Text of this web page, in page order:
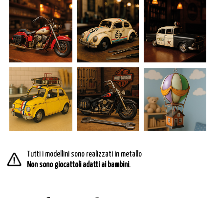
Tutti i modellini sono realizzati in metallo
Non sono giocattoli adatti ai bambini.